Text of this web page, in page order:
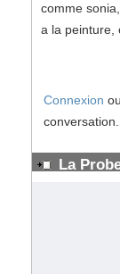
comme
a la peinture,
Connexion ou
conversation.
La